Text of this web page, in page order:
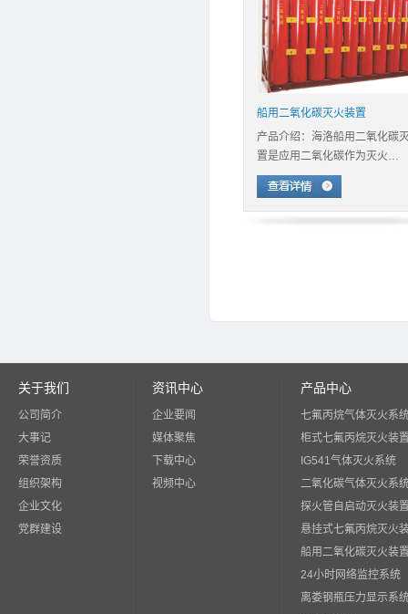
船用二氧化碳灭火装置
产品介绍：海洛船用二氧化碳
置是应用二氧化碳作为灭火…
关于我们
公司简介
大事记
荣誉资质
组织架构
企业文化
党群建设
资讯中心
企业要闻
媒体聚焦
下载中心
视频中心
产品中心
七氟丙烷气体灭火系
柜式七氟丙烷灭火装
IG541气体灭火系统
二氧化碳气体灭火系
探火管自启动灭火装
悬挂式七氟丙烷灭火
船用二氧化碳灭火装
24小时网络监控系统
离娄钢瓶压力显示系